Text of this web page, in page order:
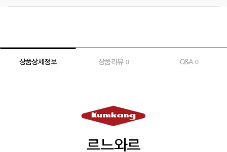
상품상세정보 상품리뷰 0 Q&A0